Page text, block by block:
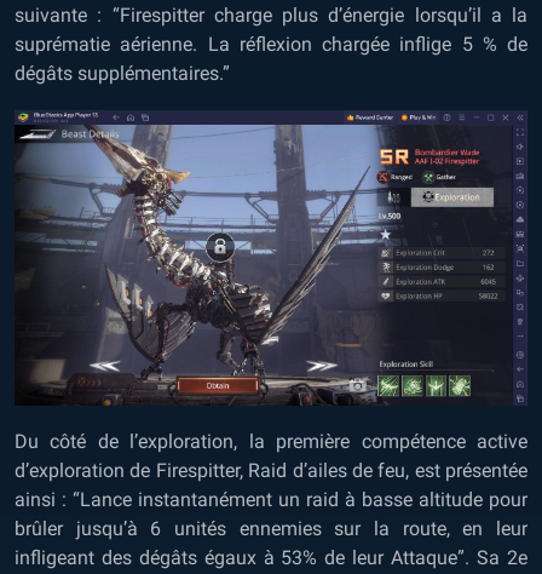
suivante : “Firespitter charge plus d’énergie lorsqu’il a la
suprématie aérienne. La réflexion chargée inflige 5 % de
dégâts supplémentaires.”
Du côté de l’exploration, la première compétence active
d’exploration de Firespitter, Raid d’ailes de feu, est présentée
ainsi : “Lance instantanément un raid à basse altitude pour
brûler jusqu’à 6 unités ennemies sur la route, en leur
infligeant des dégâts égaux à 53% de leur Attaque”. Sa 2e